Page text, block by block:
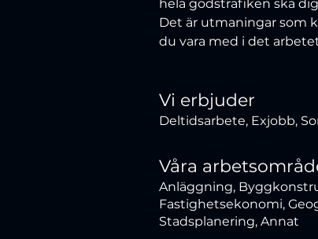
hela godstrafiken ska
Det är utmaningar som
du vara med i det
Vi erbjuder
Deltidsarbete, Exjobb,
Våra
Anläggning,
Fastighetsekonomi,
Stadsplanering, Annat